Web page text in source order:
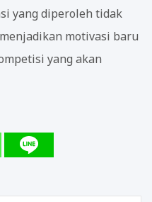
yang diperoleh tidak
motivasi baru
yang akan